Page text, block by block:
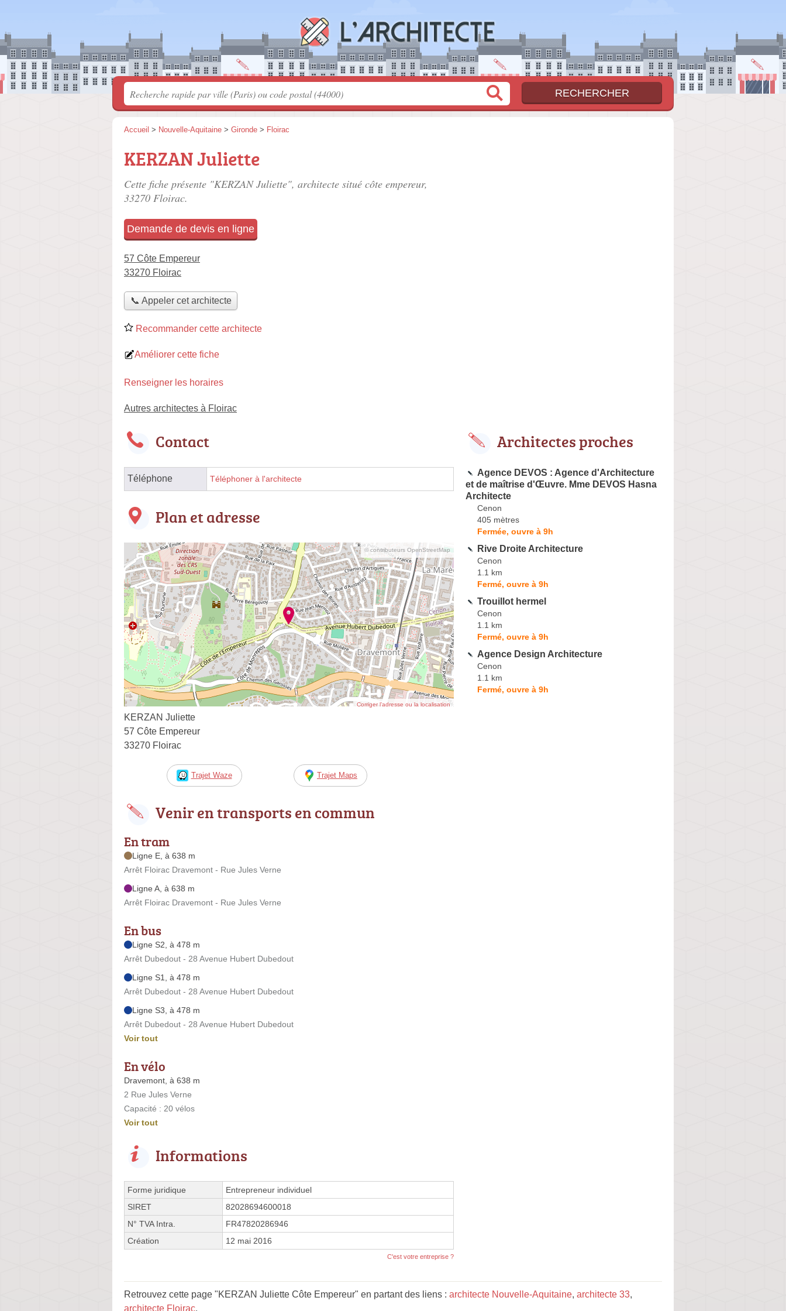
Accueil > Nouvelle-Aquitaine > Gironde > Floirac
KERZAN Juliette
Cette fiche présente "KERZAN Juliette", architecte situé côte empereur,
33270 Floirac.
Demande de devis en ligne
57 Côte Empereur
33270 Floirac
📞 Appeler cet architecte
Recommander cette architecte
Améliorer cette fiche
Renseigner les horaires
Autres architectes à Floirac
Contact
Téléphone Téléphoner à l'architecte
Plan et adresse
© contributeurs OpenStreetMap
Corriger l’adresse ou la localisation
KERZAN Juliette
57 Côte Empereur
33270 Floirac
Trajet Waze Trajet Maps
Venir en transports en commun
En tram
Ligne E, à 638 m
Arrêt Floirac Dravemont - Rue Jules Verne
Ligne A, à 638 m
Arrêt Floirac Dravemont - Rue Jules Verne
En bus
Ligne S2, à 478 m
Arrêt Dubedout - 28 Avenue Hubert Dubedout
Ligne S1, à 478 m
Arrêt Dubedout - 28 Avenue Hubert Dubedout
Ligne S3, à 478 m
Arrêt Dubedout - 28 Avenue Hubert Dubedout
Voir tout
En vélo
Dravemont, à 638 m
2 Rue Jules Verne
Capacité : 20 vélos
Voir tout
Informations
Forme juridique
Entrepreneur individuel
SIRET
82028694600018
N° TVA Intra.
FR47820286946
Création
12 mai 2016
C'est votre entreprise ?
Architectes proches
Agence DEVOS : Agence d'Architecture
et de maîtrise d'Œuvre. Mme DEVOS Hasna
Architecte
Cenon
405 mètres
Fermée, ouvre à 9h
Rive Droite Architecture
Cenon
1.1 km
Fermé, ouvre à 9h
Trouillot hermel
Cenon
1.1 km
Fermé, ouvre à 9h
Agence Design Architecture
Cenon
1.1 km
Fermé, ouvre à 9h
Retrouvez cette page "KERZAN Juliette Côte Empereur" en partant des liens : architecte Nouvelle-Aquitaine, architecte 33,
architecte Floirac.